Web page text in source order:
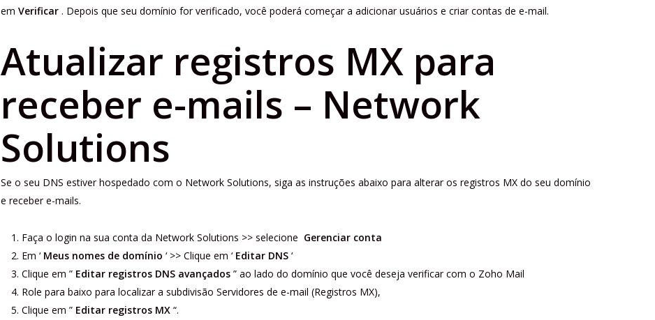
em Verificar. Depois que seu domínio for verificado, você poderá começar a adicionar usuários e criar contas de e-mail.
Atualizar registros MX para
receber e-mails – Network
Solutions
Se o seu DNS estiver hospedado com o Network Solutions, siga as instruções abaixo para alterar os registros MX do seu domínio
e receber e-mails.
Faça o login na sua conta da Network Solutions >> selecione Gerenciar conta
Em ‘ Meus nomes de domínio ‘ >> Clique em ‘ Editar DNS‘
Clique em ” Editar registros DNS avançados” ao lado do domínio que você deseja verificar com o Zoho Mail
Role para baixo para localizar a subdivisão Servidores de e-mail (Registros MX),
Clique em ” Editar registros MX“.